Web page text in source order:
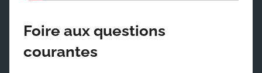
Foire aux questions
courantes